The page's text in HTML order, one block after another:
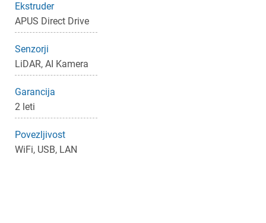
Ekstruder
APUS Direct Drive
Senzorji
LiDAR, AI Kamera
Garancija
2 leti
Povezljivost
WiFi, USB, LAN